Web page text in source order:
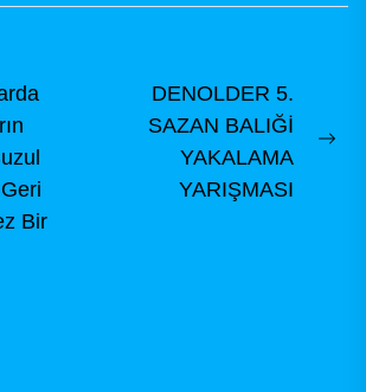
dernek binasında,
Bir
DENOLDER 5.
SAZAN BALIĞİ
YAKALAMA
YARIŞMASI